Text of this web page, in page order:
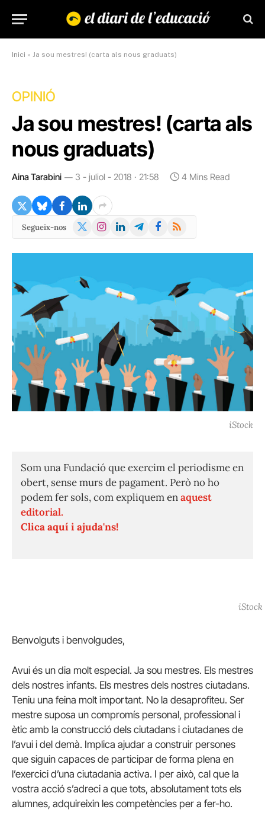
Inici » Ja sou mestres! (carta als nous graduats)
OPINIÓ
Ja sou mestres! (carta als
nous graduats)
Aina Tarabini 3 - juliol - 2018 · 21:58 4 Mins Read
Segueix-nos
X
Instagram
LinkedInTelegramFacebook
RSS
iStock
Som una Fundació que exercim el periodisme en
obert, sense murs de pagament. Però no ho
podem fer sols, com expliquem enaquest
editorial.
Clica aquí i ajuda'ns!
iStock
Benvolguts i benvolgudes,
Avui és un dia molt especial. Ja sou mestres. Els mestres
dels nostres infants. Els mestres dels nostres ciutadans.
Teniu una feina molt important. No la desaprofiteu. Ser
mestre suposa un compromís personal, professional i
ètic amb la construcció dels ciutadans i ciutadanes de
l’avui i del demà. Implica ajudar a construir persones
que siguin capaces de participar de forma plena en
l’exercici d’una ciutadania activa. I per això, cal que la
vostra acció s’adreci a que tots, absolutament tots els
alumnes, adquireixin les competències per a fer-ho.